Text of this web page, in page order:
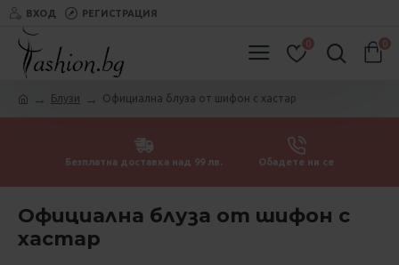
ВХОД РЕГИСТРАЦИЯ
0 0
Блузи Официална блуза от шифон с хастар
Безплатна доставка над 99 лв. Обадете ни се
Официална блуза от шифон с
хастар